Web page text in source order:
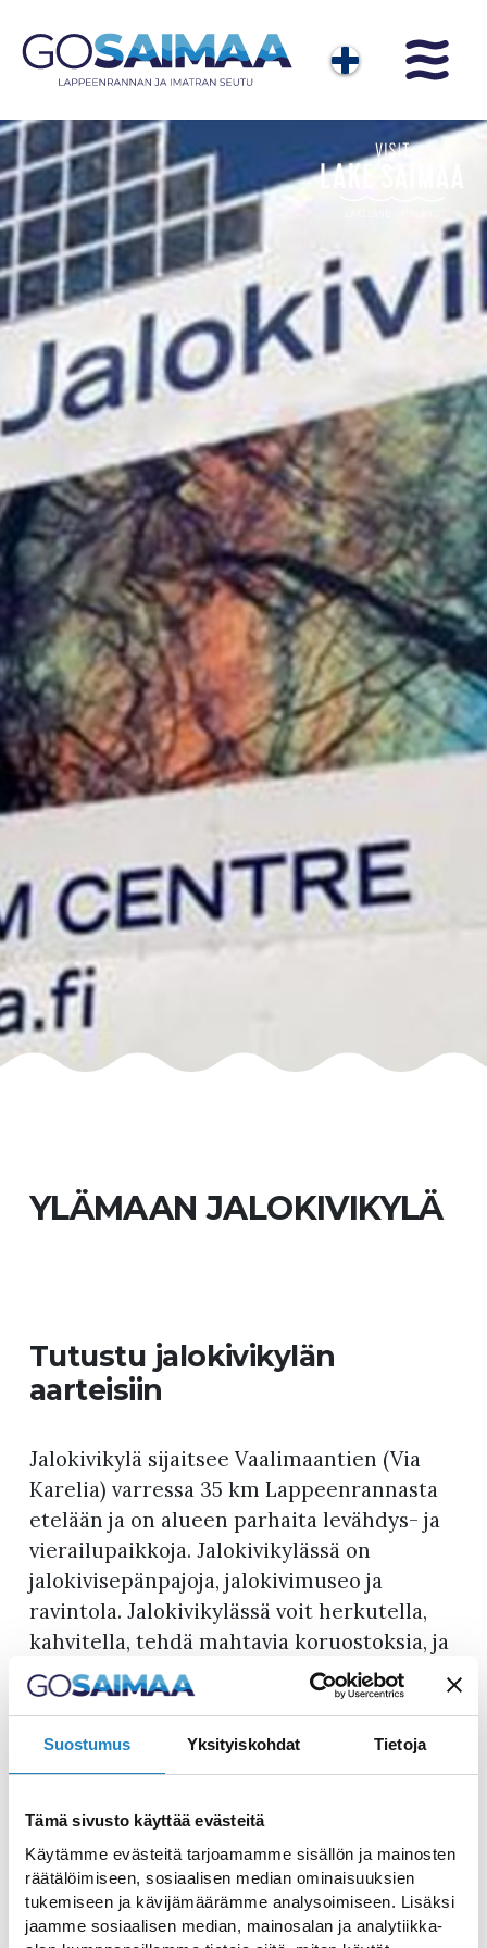
Suostumus Yksityiskohdat Tietoja
Tämä sivusto käyttää evästeitä
Käytämme evästeitä tarjoamamme sisällön ja mainosten
räätälöimiseen, sosiaalisen median ominaisuuksien
tukemiseen ja kävijämäärämme analysoimiseen. Lisäksi
jaamme sosiaalisen median, mainosalan ja analytiikka-
YLÄMAAN JALOKIVIKYLÄ
Tutustu jalokivikylän
aarteisiin
Jalokivikylä sijaitsee Vaalimaantien (Via
Karelia) varressa 35 km Lappeenrannasta
etelään ja on alueen parhaita levähdys- ja
vierailupaikkoja. Jalokivikylässä on
jalokivisepänpajoja, jalokivimuseo ja
ravintola. Jalokivikylässä voit herkutella,
kahvitella, tehdä mahtavia koruostoksia, ja
saatpa ripauksen kulttuuriakin
vierailemalla eksoottisessa
Jalokivimuseossa. Matkasta väsyneet
museon aarrehiekkalaatikolla.
Jalokivikylässä kannattaa ehdottomasti
vierailla myös ihanissa korumyymälöissä,
josta löydät mm. hiomon, spektroliittisia